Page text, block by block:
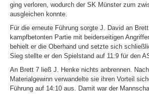
ging verloren, wodurch der SK Münster zum
ausgleichen konnte.
Für die erneute Führung sorgte J. David an
kampfbetonten Partie mit beiderseitigen
behielt er die Oberhand und setzte sich
Sieg stellte er den Spielstand auf 11:9 für den
An Brett 7 ließ J. Henke nichts anbrennen.
Materialgewinn verwandelte sie ihren Vorteil
Führung auf 14:10 aus. Damit war der